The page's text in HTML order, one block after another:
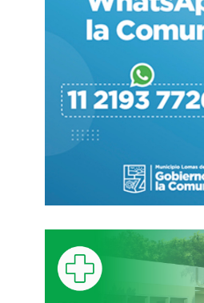
El subsecretario de
Promoción e Inversiones
bonaerense de la
Innovación Tecnológica -
“un desafío crucial:
diferentes, abrir el abanico a
oportunidades de aumentar
Su par en la cartera de
Internacionales e